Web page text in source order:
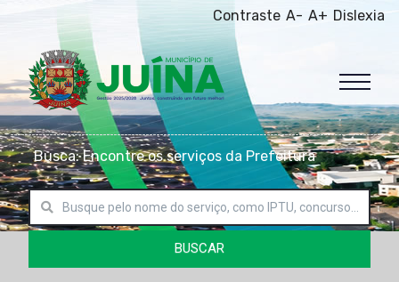
Contraste A- A+ Dislexia
Busca: Encontre os serviços da Prefeitura
BUSCAR